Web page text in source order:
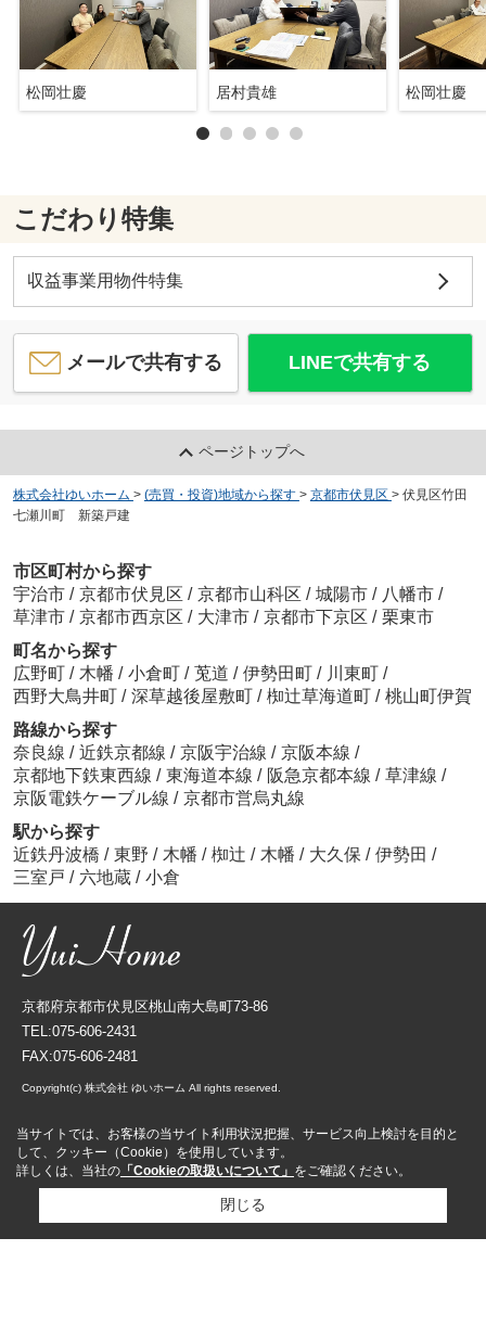
松岡壮慶 居村貴雄 松岡壮慶
こだわり特集
収益事業用物件特集
メールで共有する LINEで共有する
ページトップへ
株式会社ゆいホーム > (売買・投資)地域から探す > 京都市伏見区 > 伏見区竹田
七瀬川町 新築戸建
市区町村から探す
宇治市 / 京都市伏見区 / 京都市山科区 / 城陽市 / 八幡市 /
草津市 / 京都市西京区 / 大津市 / 京都市下京区 / 栗東市
町名から探す
広野町 / 木幡 / 小倉町 / 莵道 / 伊勢田町 / 川東町 /
西野大鳥井町 / 深草越後屋敷町 / 椥辻草海道町 / 桃山町伊賀
路線から探す
奈良線 / 近鉄京都線 / 京阪宇治線 / 京阪本線 /
京都地下鉄東西線 / 東海道本線 / 阪急京都本線 / 草津線 /
京阪電鉄ケーブル線 / 京都市営烏丸線
駅から探す
近鉄丹波橋 / 東野 / 木幡 / 椥辻 / 木幡 / 大久保 / 伊勢田 /
三室戸 / 六地蔵 / 小倉
京都府京都市伏見区桃山南大島町73-86
TEL:075-606-2431
FAX:075-606-2481
Copyright(c) 株式会社 ゆいホーム All rights reserved.
当サイトでは、お客様の当サイト利用状況把握、サービス向上検討を目的と
して、クッキー（Cookie）を使用しています。
詳しくは、当社の 「Cookieの取扱いについて」 をご確認ください。
閉じる